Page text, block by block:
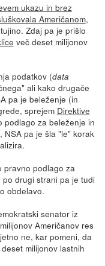
ukazu in brez
Američanom,
Zdaj pa je prišlo
več deset milijonov
podatkov (data
ali kako drugače
pa je beleženje (in
sprejem Direktive
za beleženje in
NSA pa je šla "le" korak
pravno podlago za
drugi strani pa je tudi
obdelavo.
senator iz
Američanov res
ne, kar pomeni, da
milijonov lastnih